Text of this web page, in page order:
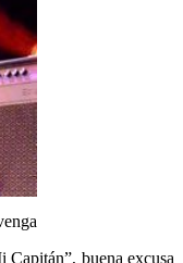
buena excusa